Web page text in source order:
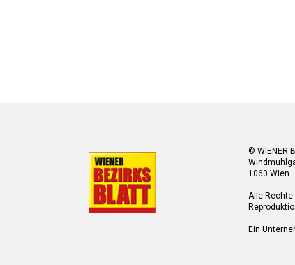
© WIENER
1060 Wien.
Alle Rechte
Ein